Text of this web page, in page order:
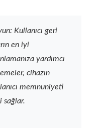
Kullanıcı geri
en iyi
yardımcı
cihazın
memnuniyeti
sağlar.